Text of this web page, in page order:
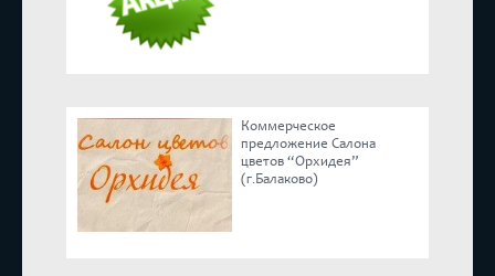
Дегустации. Экспертиза
Экспертное мнение
Корпоративные блоги
Коммерческое
предложение Салона
цветов “Орхидея”
(г.Балаково)